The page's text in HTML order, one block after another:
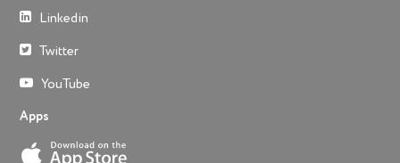
Linkedin
Twitter
YouTube
Apps